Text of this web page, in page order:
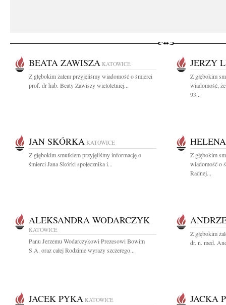
BEATA ZAWISZA KATOWICE
Z głębokim żalem przyjęliśmy wiadomość o śmierci
prof. dr hab. Beaty Zawiszy wieloletniej...
JERZY
Z głębokim
wiadomość,
93...
JAN SKÓRKA KATOWICE
Z głębokim smutkiem przyjęliśmy informację o
śmierci Jana Skórki społecznika i...
Z głębokim
wiadomość o
Radnej...
ALEKSANDRA WODARCZYK
KATOWICE
Panu Jerzemu Wodarczykowi Prezesowi Bowim
S.A. oraz całej Rodzinie wyrazy szczerego...
Z głębokim
dr. n. med.
JACEK PYKA KATOWICE JACKA